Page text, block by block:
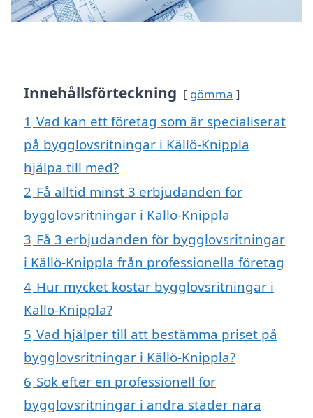
Innehållsförteckning gömma
1 Vad kan ett företag som är specialiserat
på bygglovsritningar i Källö-Knippla
hjälpa till med?
2 Få alltid minst 3 erbjudanden för
bygglovsritningar i Källö-Knippla
3 Få 3 erbjudanden för bygglovsritningar
i Källö-Knippla från professionella företag
4 Hur mycket kostar bygglovsritningar i
Källö-Knippla?
5 Vad hjälper till att bestämma priset på
bygglovsritningar i Källö-Knippla?
6 Sök efter en professionell för
bygglovsritningar i andra städer nära